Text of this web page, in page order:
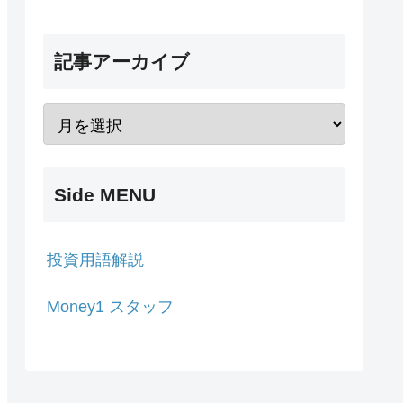
記事アーカイブ
Side MENU
投資用語解説
Money1 スタッフ